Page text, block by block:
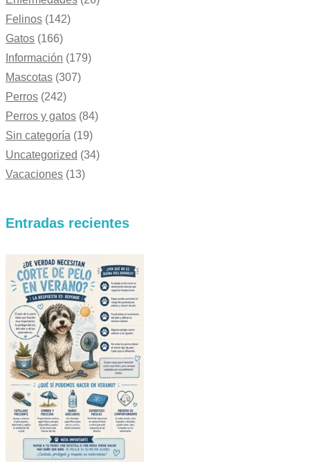
Felinos (142)
Gatos (166)
Información (179)
Mascotas (307)
Perros (242)
Perros y gatos (84)
Sin categoría (19)
Uncategorized (34)
Vacaciones (13)
Entradas recientes